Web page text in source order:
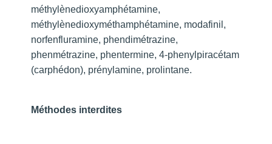
méthylènedioxyamphétamine,
méthylènedioxyméthamphétamine, modafinil,
norfenfluramine, phendimétrazine,
phenmétrazine, phentermine, 4-phenylpiracétam
(carphédon), prénylamine, prolintane.
Méthodes interdites